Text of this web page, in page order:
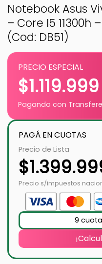
Notebook Asus
– Core I5 11300h
(Cod: DB51)
PRECIO ESPECIAL
$1.119.999
Pagando con
PAGÁ EN CUOTAS
Precio de Lista
$
Precio s/impuestos
9